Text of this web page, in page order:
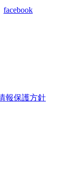
facebook
報保護方針